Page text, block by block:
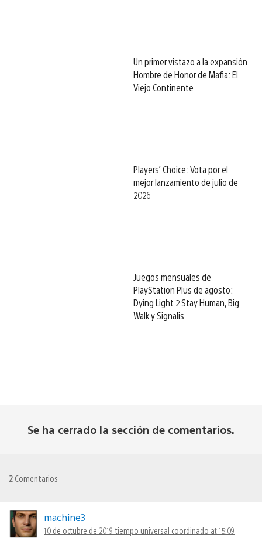
Un primer vistazo a la expansión
Hombre de Honor de Mafia: El
Viejo Continente
Players’ Choice: Vota por el
mejor lanzamiento de julio de
2026
Juegos mensuales de
PlayStation Plus de agosto:
Dying Light 2 Stay Human, Big
Walk y Signalis
Se ha cerrado la sección de comentarios.
2 Comentarios
machine3
10 de octubre de 2019 tiempo universal coordinado at 15:09